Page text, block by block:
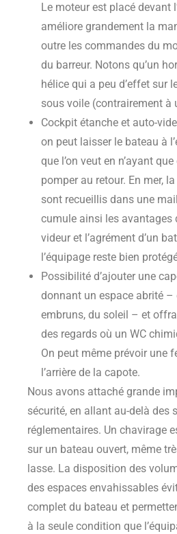
Le moteur est placé devant
améliore grandement la
outre les commandes du
du barreur. Notons qu’un
hélice qui a peu d’effet sur
sous voile (contrairement à
Cockpit étanche et auto-
on peut laisser le bateau à
que l’on veut en n’ayant
pomper au retour. En mer,
sont recueillis dans une
cumule ainsi les avantages
videur et l’agrément d’un
l’équipage reste bien
Possibilité d’ajouter une
donnant un espace abrité –
embruns, du soleil – et
des regards où un WC
On peut même prévoir une
l’arrière de la capote.
Nous avons attaché grande
sécurité, en allant au-delà des
réglementaires. Un chavirage
sur un bateau ouvert, même
lasse. La disposition des
des espaces envahissables
complet du bateau et
à la seule condition que